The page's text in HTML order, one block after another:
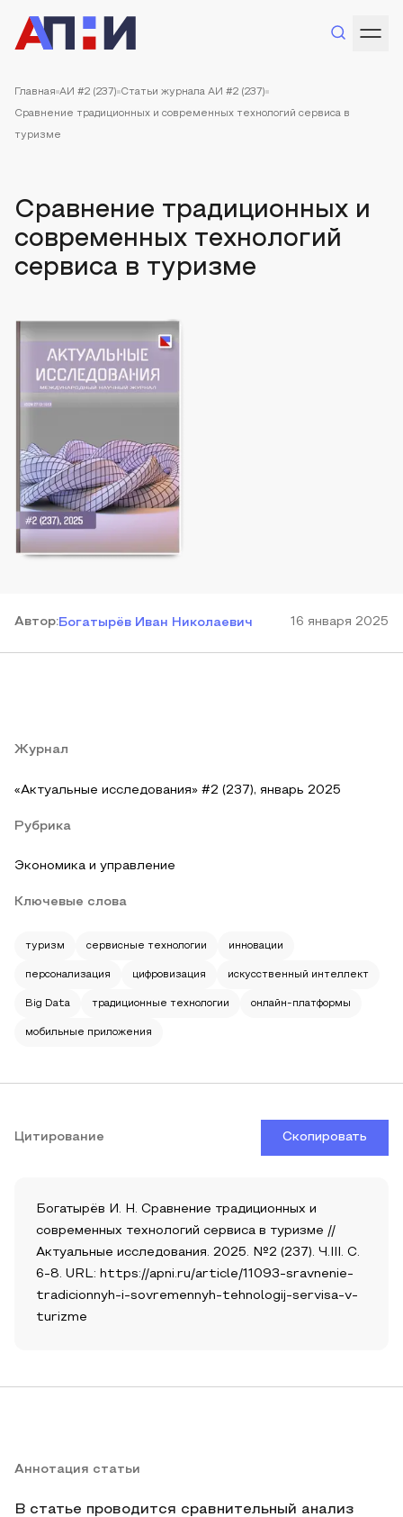
Главная АИ #2 (237) Статьи журнала АИ #2 (237)
Сравнение традиционных и современных технологий сервиса в
туризме
Сравнение традиционных и
современных технологий
сервиса в туризме
Автор:Богатырёв Иван Николаевич 16 января 2025
Журнал
«Актуальные исследования» #2 (237), январь 2025
Рубрика
Экономика и управление
Ключевые слова
туризм сервисные технологии инновации
персонализация цифровизация искусственный интеллект
Big Data традиционные технологии онлайн-платформы
мобильные приложения
Цитирование Скопировать
Богатырёв И. Н. Сравнение традиционных и
современных технологий сервиса в туризме //
Актуальные исследования. 2025. №2 (237). Ч.III. С.
6-8. URL: https://apni.ru/article/11093-sravnenie-
tradicionnyh-i-sovremennyh-tehnologij-servisa-v-
turizme
Аннотация статьи
В статье проводится сравнительный анализ